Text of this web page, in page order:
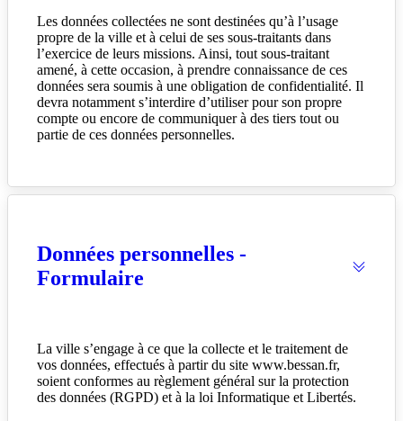
Les données collectées ne sont destinées qu’à l’usage
propre de la ville et à celui de ses sous-traitants dans
l’exercice de leurs missions. Ainsi, tout sous-traitant
amené, à cette occasion, à prendre connaissance de ces
données sera soumis à une obligation de confidentialité. Il
devra notamment s’interdire d’utiliser pour son propre
compte ou encore de communiquer à des tiers tout ou
partie de ces données personnelles.
Données personnelles -
Formulaire
La ville s’engage à ce que la collecte et le traitement de
vos données, effectués à partir du site www.bessan.fr,
soient conformes au règlement général sur la protection
des données (RGPD) et à la loi Informatique et Libertés.